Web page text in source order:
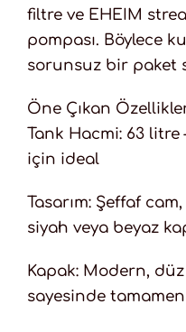
filtre ve EHEIM
pompası. Böylece
sorunsuz bir paket
Öne Çıkan
Tank Hacmi: 63 litre
için ideal
Tasarım: Şeffaf
siyah veya beyaz
Kapak: Modern,
sayesinde